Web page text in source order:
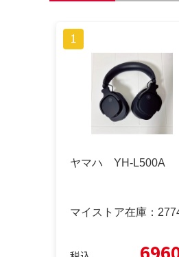
ヤマハ YH-L500A
マイストア在庫：